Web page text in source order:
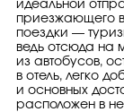
идеальной
приезжающего в
поездки —
ведь отсюда на
из автобусов,
в отель, легко
и основных
расположен в